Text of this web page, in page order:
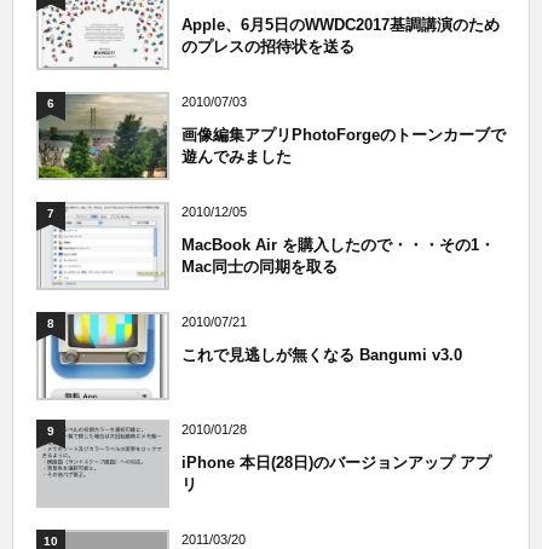
Apple、6月5日のWWDC2017基調講演のため
のプレスの招待状を送る
6 2010/07/03
画像編集アプリPhotoForgeのトーンカーブで
遊んでみました
7 2010/12/05
MacBook Air を購入したので・・・その1・
Mac同士の同期を取る
8 2010/07/21
これで見逃しが無くなる Bangumi v3.0
9 2010/01/28
iPhone 本日(28日)のバージョンアップ アプ
リ
10 2011/03/20